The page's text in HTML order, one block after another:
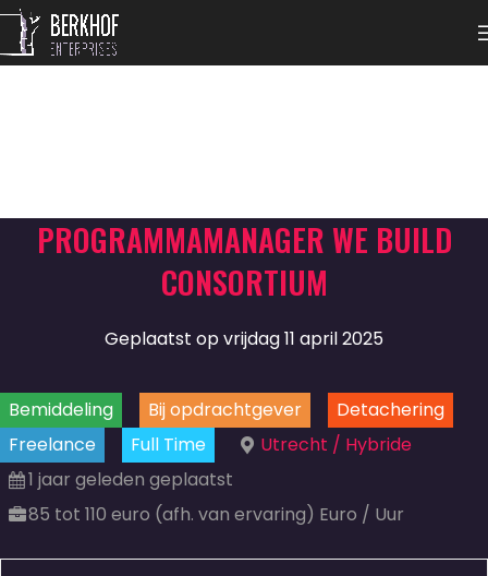
PROGRAMMAMANAGER WE BUILD
CONSORTIUM
Geplaatst op vrijdag 11 april 2025
Bemiddeling Bij opdrachtgever
Detachering
Freelance
Full Time
Utrecht / Hybride
1 jaar geleden geplaatst
85 tot 110 euro (afh. van ervaring) Euro / Uur